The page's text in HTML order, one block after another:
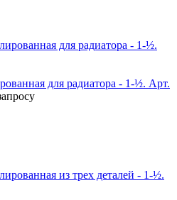
для радиатора - 1-½. Арт.